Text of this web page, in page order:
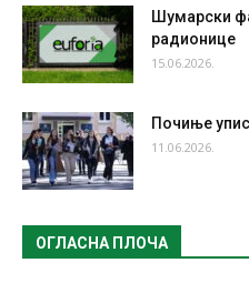
Шумарски
радионице
15.06.2026.
Почиње
11.06.2026.
ОГЛАСНА ПЛОЧА